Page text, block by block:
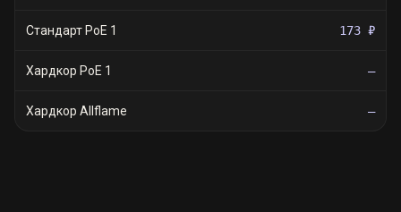
Стандарт PoE 1 173 ₽
Хардкор PoE 1 —
Хардкор Allflame —